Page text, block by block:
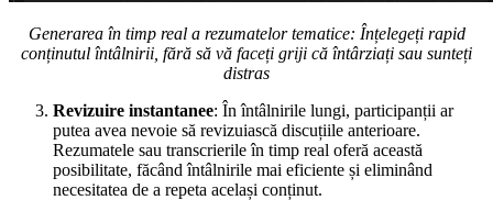
Generarea în timp real a rezumatelor tematice: Înțelegeți rapid
conținutul întâlnirii, fără să vă faceți griji că întârziați sau sunteți
distras
Revizuire instantanee: În întâlnirile lungi, participanții ar
putea avea nevoie să revizuiască discuțiile anterioare.
Rezumatele sau transcrierile în timp real oferă această
posibilitate, făcând întâlnirile mai eficiente și eliminând
necesitatea de a repeta același conținut.